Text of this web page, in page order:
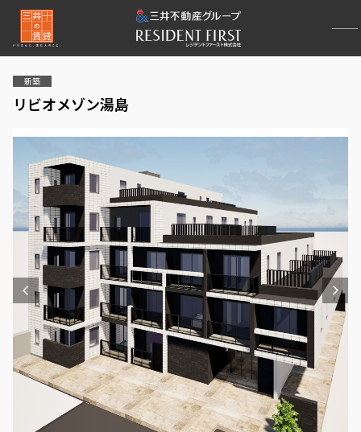
新築
リビオメゾン湯島